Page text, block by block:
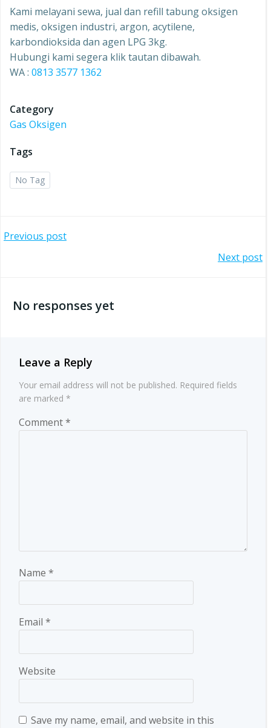
Kami melayani sewa, jual dan refill tabung oksigen
medis, oksigen industri, argon, acytilene,
karbondioksida dan agen LPG 3kg.
Hubungi kami segera klik tautan dibawah.
WA : 0813 3577 1362
Category
Gas Oksigen
Tags
No Tag
Post
Previous post
navigation
Next post
No responses yet
Leave a Reply
Your email address will not be published. Required fields
are marked *
Comment*
Name *
Email *
Website
Save my name, email, and website in this